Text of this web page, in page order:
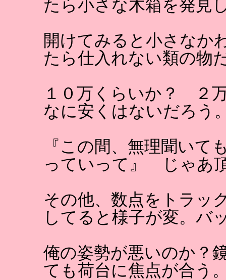
たら小さな木箱を発見
開けてみると小さな
たら仕入れない類の物
１０万くらいか？ ２
なに安くはないだろう
『この間、無理聞いて
っていって』 じゃあ
その他、数点をトラッ
してると様子が変。バ
俺の姿勢が悪いのか？
ても荷台に焦点が合う